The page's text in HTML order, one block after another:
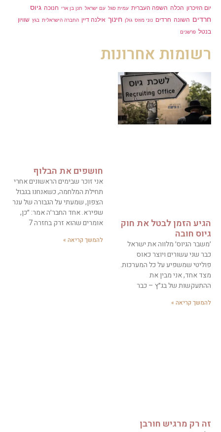
יום הזיכרון הכלה השפה העברית עמית סגל עם ישראל חנן בן ארי חנוכה גיוס
חרדים השונה חרדים נוני מוזס גולן חינוך אילנה דיין החברה הישראלית בגץ שוויון
בנטל פרשנים
רשומות אחרונות
הגיע הזמן לבטל את חוק
גיוס חובה
׳משבר הגיוס׳ מלווה את ישראל
כבר שני עשורים ויוצר כאוס
פוליטי שמשפיע על כל המערכות.
מצד אחד, אני מבין את
ההתעקשות של בג״ץ – כבר
להמשך קריאה »
חושפים את הבלוף
אני זוכר שבימים הראשונים אחרי
תחילת המלחמה, כשאנחנו בגבול
הצפון, שמעתי על הגבורה של ענר
שפירא. אחד החבר׳ה אמר: ״כן,
אומרים שהוא זרק בחזרה 7
להמשך קריאה »
זה רק מרגיש חורבן